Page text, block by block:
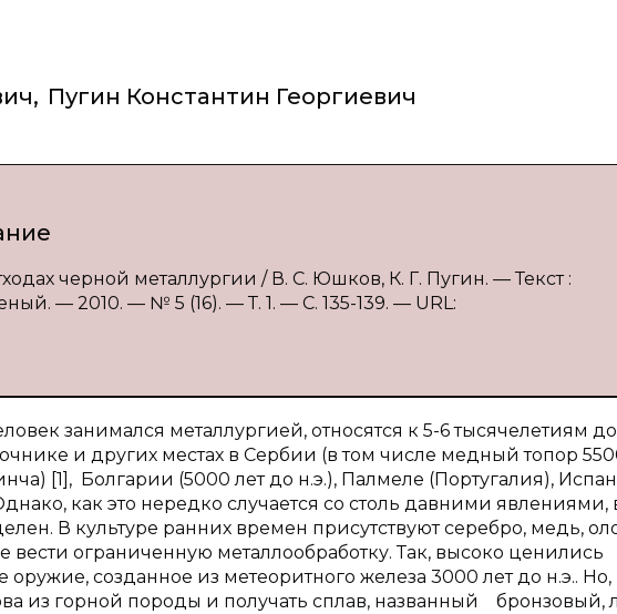
, Пугин Константин Георгиевич
черной металлургии / В. С. Юшков, К. Г. Пугин. — Текст :
— 2010. — № 5 (16). — Т. 1. — С. 135-139. — URL:
занимался металлургией, относятся к 5-6 тысячелетиям
и других местах в Сербии (в том числе медный топор
) [1], Болгарии (5000 лет до н.э.), Палмеле (Португалия),
как это нередко случается со столь давними явлениями,
В культуре ранних времен присутствуют серебро, медь,
вести ограниченную металлообработку. Так, высоко ценились
созданное из метеоритного железа 3000 лет до н.э.. Но,
из горной породы и получать сплав, названный бронзовый,